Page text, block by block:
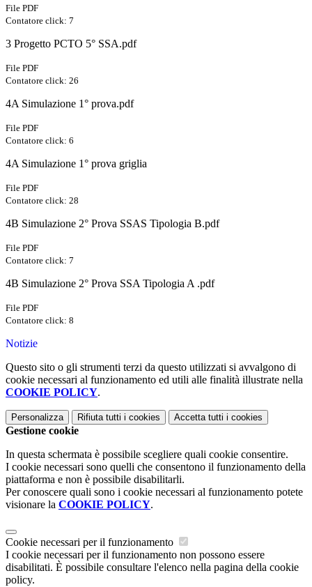
File PDF
Contatore click: 7
3 Progetto PCTO 5° SSA.pdf
File PDF
Contatore click: 26
4A Simulazione 1° prova.pdf
File PDF
Contatore click: 6
4A Simulazione 1° prova griglia
File PDF
Contatore click: 28
4B Simulazione 2° Prova SSAS Tipologia B.pdf
File PDF
Contatore click: 7
4B Simulazione 2° Prova SSA Tipologia A .pdf
File PDF
Contatore click: 8
Notizie
Questo sito o gli strumenti terzi da questo utilizzati si avvalgono di
cookie necessari al funzionamento ed utili alle finalità illustrate nella
COOKIE POLICY.
Personalizza Rifiuta tutti i cookies Accetta tutti i cookies
Gestione cookie
In questa schermata è possibile scegliere quali cookie consentire.
I cookie necessari sono quelli che consentono il funzionamento della
piattaforma e non è possibile disabilitarli.
Per conoscere quali sono i cookie necessari al funzionamento potete
visionare la COOKIE POLICY.
Cookie necessari per il funzionamento
I cookie necessari per il funzionamento non possono essere
disabilitati. È possibile consultare l'elenco nella pagina della cookie
policy.